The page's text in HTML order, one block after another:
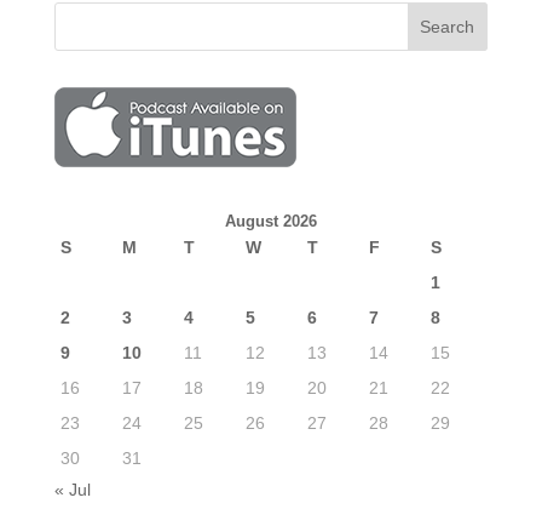
August 2026
S M T W T F
S
1
2
3 4 5 6 7
8
9
10 11 12 13 14
15
16
17 18 19 20 21
22
23
24 25 26 27 28
29
30
31
« Jul